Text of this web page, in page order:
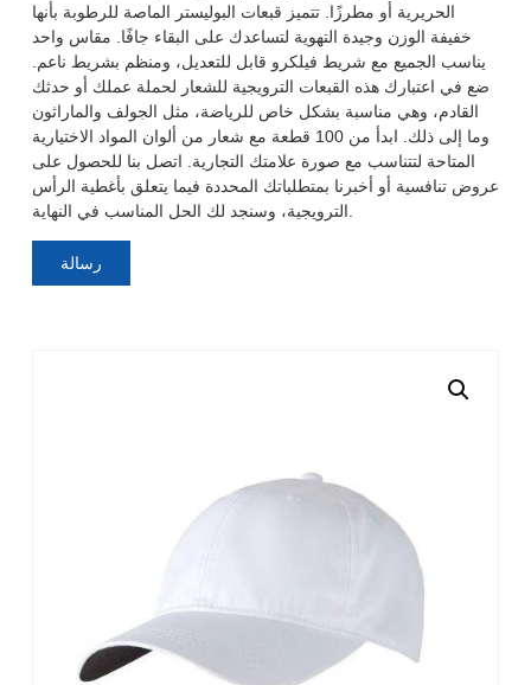
الحريرية أو مطرزًا. تتميز قبعات البوليستر الماصة للرطوبة بأنها
خفيفة الوزن وجيدة التهوية لتساعدك على البقاء جافًا. مقاس واحد
يناسب الجميع مع شريط فيلكرو قابل للتعديل، ومنظم بشريط ناعم.
ضع في اعتبارك هذه القبعات الترويجية للشعار لحملة عملك أو حدثك
القادم، وهي مناسبة بشكل خاص للرياضة، مثل الجولف والماراثون
وما إلى ذلك. ابدأ من 100 قطعة مع شعار من ألوان المواد الاختيارية
المتاحة لتتناسب مع صورة علامتك التجارية. اتصل بنا للحصول على
عروض تنافسية أو أخبرنا بمتطلباتك المحددة فيما يتعلق بأغطية الرأس
رسالة